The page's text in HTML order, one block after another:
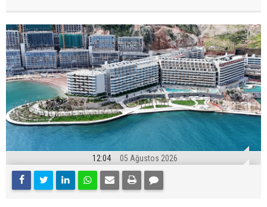
12:04 05 Ağustos 2026